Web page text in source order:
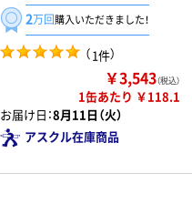
2万回購入いただきました！
（1件）
￥3,543（税込）
1缶あたり ￥118.1
お届け日：8月11日（火）
アスクル在庫商品